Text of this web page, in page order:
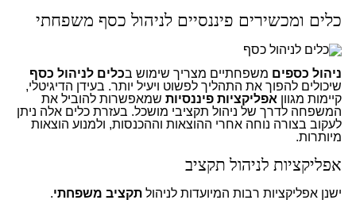
כלים ומכשירים פיננסיים לניהול כסף משפחתי
ניהול כספים משפחתיים מצריך שימוש בכלים לניהול כסף
שיכולים להפוך את התהליך לפשוט ויעיל יותר. בעידן הדיגיטלי,
קיימות מגוון אפליקציות פיננסיותשמאפשרות להוביל את
המשפחה לדרך של ניהול תקציבי מושכל. בעזרת כלים אלה ניתן
לעקוב בצורה נוחה אחרי ההוצאות וההכנסות, ולמנוע הוצאות
מיותרות.
אפליקציות לניהול תקציב
ישנן אפליקציות רבות המיועדות לניהול תקציב משפחתי.